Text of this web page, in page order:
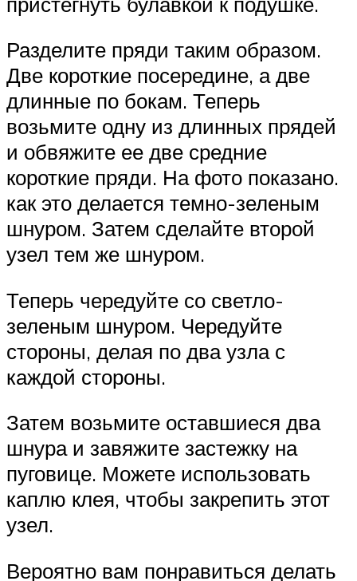
Разделите пряди таким образом.
Две короткие посередине, а две
длинные по бокам. Теперь
возьмите одну из длинных прядей
и обвяжите ее две средние
короткие пряди. На фото показано.
как это делается темно-зеленым
шнуром. Затем сделайте второй
узел тем же шнуром.
Теперь чередуйте со светло-
зеленым шнуром. Чередуйте
стороны, делая по два узла с
каждой стороны.
Затем возьмите оставшиеся два
шнура и завяжите застежку на
пуговице. Можете использовать
каплю клея, чтобы закрепить этот
узел.
Вероятно вам понравиться делать